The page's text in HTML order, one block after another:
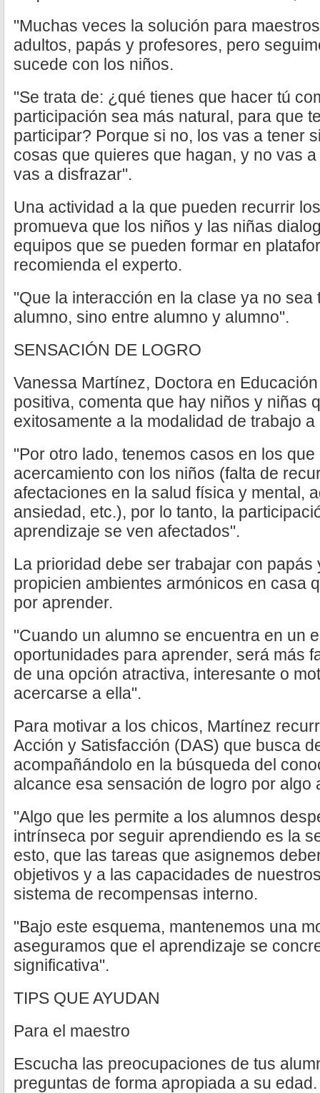
"Muchas veces la solución para
adultos, papás y profesores, pero
sucede con los niños.
"Se trata de: ¿qué tienes que hacer tú
participación sea más natural, para que
participar? Porque si no, los vas a tener
cosas que quieres que hagan, y no vas
vas a disfrazar".
Una actividad a la que pueden recurrir
promueva que los niños y las niñas
equipos que se pueden formar en
recomienda el experto.
"Que la interacción en la clase ya no sea
alumno, sino entre alumno y alumno".
SENSACIÓN DE LOGRO
Vanessa Martínez, Doctora en
positiva, comenta que hay niños y niñas
exitosamente a la modalidad de trabajo
"Por otro lado, tenemos casos en los
acercamiento con los niños (falta de
afectaciones en la salud física y mental,
ansiedad, etc.), por lo tanto, la
aprendizaje se ven afectados".
La prioridad debe ser trabajar con papás
propicien ambientes armónicos en casa
por aprender.
"Cuando un alumno se encuentra en un
oportunidades para aprender, será más
de una opción atractiva, interesante o
acercarse a ella".
Para motivar a los chicos, Martínez
Acción y Satisfacción (DAS) que busca
acompañándolo en la búsqueda del
alcance esa sensación de logro por algo
"Algo que les permite a los alumnos
intrínseca por seguir aprendiendo es la
esto, que las tareas que asignemos
objetivos y a las capacidades de
sistema de recompensas interno.
"Bajo este esquema, mantenemos una
aseguramos que el aprendizaje se
significativa".
TIPS QUE AYUDAN
Para el maestro
Escucha las preocupaciones de tus
preguntas de forma apropiada a su edad.